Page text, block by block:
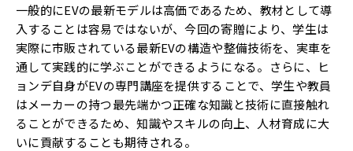
一般的にEVの最新モデルは高価であるため、教材として導
入することは容易ではないが、今回の寄贈により、学生は
実際に市販されている最新EVの構造や整備技術を、実車を
通して実践的に学ぶことができるようになる。さらに、ヒ
ョンデ自身がEVの専門講座を提供することで、学生や教員
はメーカーの持つ最先端かつ正確な知識と技術に直接触れ
ることができるため、知識やスキルの向上、人材育成に大
いに貢献することも期待される。